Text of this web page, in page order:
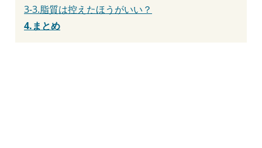
3-3.脂質は控えたほうがいい？
4.まとめ